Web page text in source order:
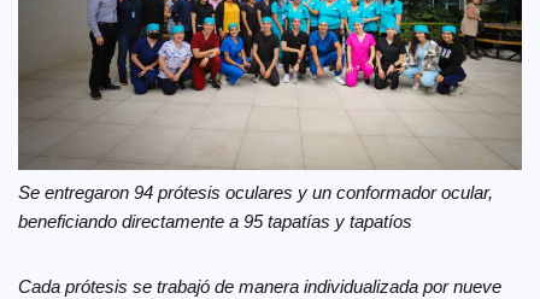
Se entregaron 94 prótesis oculares y un conformador ocular,
beneficiando directamente a 95 tapatías y tapatíos
Cada prótesis se trabajó de manera individualizada por nueve